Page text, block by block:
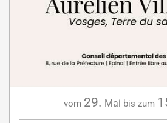
vom 29. Mai bis zum